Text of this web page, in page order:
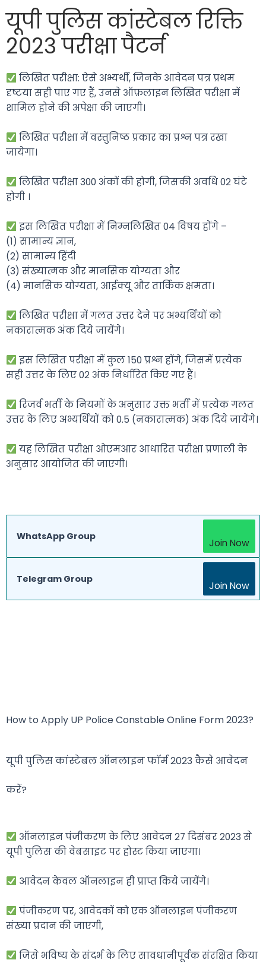
यूपी पुलिस कांस्टेबल रिक्ति
2023 परीक्षा पैटर्न
लिखित परीक्षा: ऐसे अभ्यर्थी, जिनके आवेदन पत्र प्रथम
दृष्टया सही पाए गए हैं, उनसे ऑफ़लाइन लिखित परीक्षा में
शामिल होने की अपेक्षा की जाएगी।
लिखित परीक्षा में वस्तुनिष्ठ प्रकार का प्रश्न पत्र रखा
जायेगा।
लिखित परीक्षा 300 अंकों की होगी, जिसकी अवधि 02 घंटे
होगी ।
इस लिखित परीक्षा में निम्नलिखित 04 विषय होंगे –
(1) सामान्य ज्ञान,
(2) सामान्य हिंदी
(3) संख्यात्मक और मानसिक योग्यता और
(4) मानसिक योग्यता, आईक्यू और तार्किक क्षमता।
लिखित परीक्षा में गलत उत्तर देने पर अभ्यर्थियों को
नकारात्मक अंक दिये जायेंगे।
इस लिखित परीक्षा में कुल 150 प्रश्न होंगे, जिसमें प्रत्येक
सही उत्तर के लिए 02 अंक निर्धारित किए गए हैं।
रिजर्व भर्ती के नियमों के अनुसार उक्त भर्ती में प्रत्येक गलत
उत्तर के लिए अभ्यर्थियों को 0.5 (नकारात्मक) अंक दिये जायेंगे।
यह लिखित परीक्षा ओएमआर आधारित परीक्षा प्रणाली के
अनुसार आयोजित की जाएगी।
WhatsApp Group
Join Now
Telegram Group
Join Now
How to Apply UP Police Constable Online Form 2023?
यूपी पुलिस कांस्टेबल ऑनलाइन फॉर्म 2023 कैसे आवेदन
करें?
ऑनलाइन पंजीकरण के लिए आवेदन 27 दिसंबर 2023 से
यूपी पुलिस की वेबसाइट पर होस्ट किया जाएगा।
आवेदन केवल ऑनलाइन ही प्राप्त किये जायेंगे।
पंजीकरण पर, आवेदकों को एक ऑनलाइन पंजीकरण
संख्या प्रदान की जाएगी,
जिसे भविष्य के संदर्भ के लिए सावधानीपूर्वक संरक्षित किया